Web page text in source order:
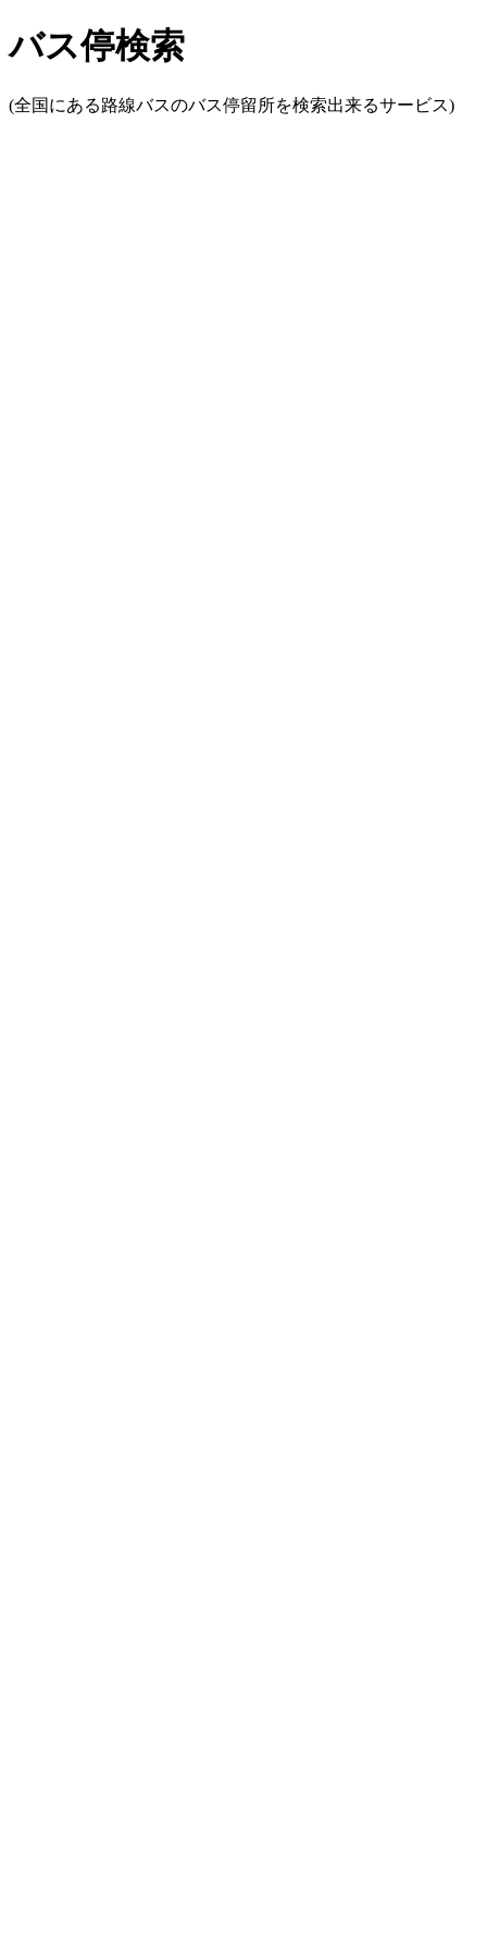
バス停検索
(全国にある路線バスのバス停留所を検索出来るサービス)